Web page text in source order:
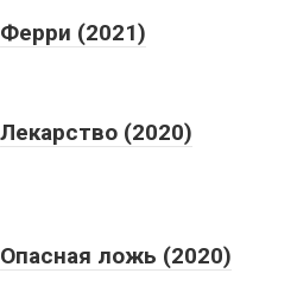
Ферри (2021)
Лекарство (2020)
Опасная ложь (2020)